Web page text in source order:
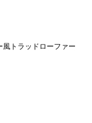
風トラッドローファー